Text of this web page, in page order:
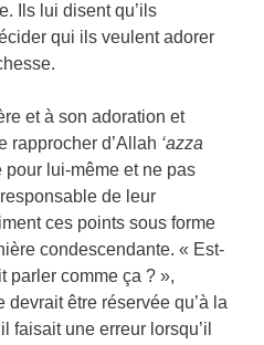
Ils lui disent qu’ils
qui ils veulent adorer
et à son adoration et
rapprocher d’Allah ‘azza
pour lui-même et ne pas
de leur
ces points sous forme
condescendante. « Est-
parler comme ça ? »,
être réservée qu’à la
faisait une erreur lorsqu’il